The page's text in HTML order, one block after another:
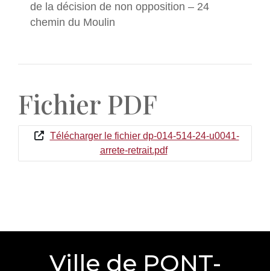
de la décision de non opposition – 24
chemin du Moulin
Fichier PDF
Télécharger le fichier dp-014-514-24-u0041-
arrete-retrait.pdf
Ville de PONT-